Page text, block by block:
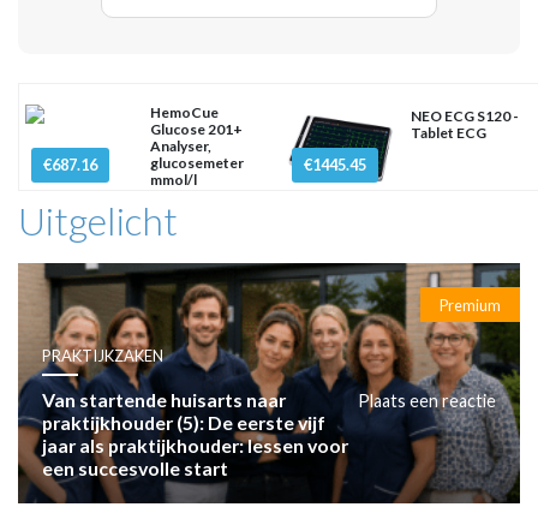
€687.16
HemoCue
Glucose 201+
Analyser,
glucosemeter
mmol/l
€1445.45
NEO ECG S120 -
Tablet ECG
Uitgelicht
Premium
PRAKTIJKZAKEN
Van startende huisarts naar
praktijkhouder (5): De eerste vijf
jaar als praktijkhouder: lessen voor
een succesvolle start
Plaats een reactie